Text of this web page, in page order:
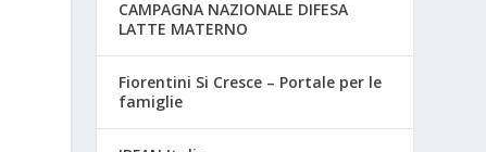
CAMPAGNA NAZIONALE DIFESA
LATTE MATERNO
Fiorentini Si Cresce – Portale per le
famiglie